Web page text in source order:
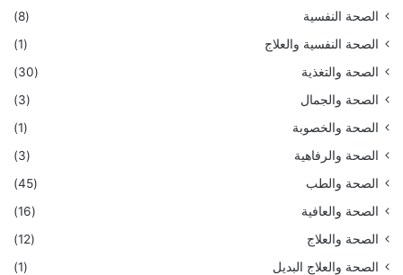
الصحة النفسية
(8)
الصحة النفسية والعلاج
(1)
الصحة والتغذية
(30)
الصحة والجمال
(3)
الصحة والخصوبة
(1)
الصحة والرفاهية
(3)
الصحة والطب
(45)
الصحة والعافية
(16)
الصحة والعلاج
(12)
الصحة والعلاج البديل
(1)